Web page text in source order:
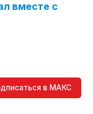
вместе с
в МАКС